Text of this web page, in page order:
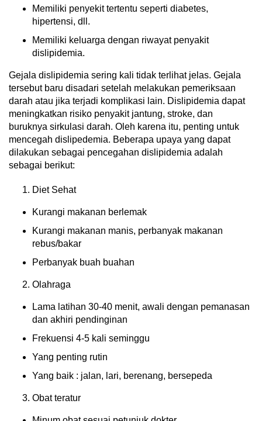
Memiliki penyekit tertentu seperti diabetes,
hipertensi, dll.
Memiliki keluarga dengan riwayat penyakit
dislipidemia.
Gejala dislipidemia sering kali tidak terlihat jelas. Gejala
tersebut baru disadari setelah melakukan pemeriksaan
darah atau jika terjadi komplikasi lain. Dislipidemia dapat
meningkatkan risiko penyakit jantung, stroke, dan
buruknya sirkulasi darah. Oleh karena itu, penting untuk
mencegah dislipedemia. Beberapa upaya yang dapat
dilakukan sebagai pencegahan dislipidemia adalah
sebagai berikut:
Diet Sehat
Kurangi makanan berlemak
Kurangi makanan manis, perbanyak makanan
rebus/bakar
Perbanyak buah buahan
Olahraga
Lama latihan 30-40 menit, awali dengan pemanasan
dan akhiri pendinginan
Frekuensi 4-5 kali seminggu
Yang penting rutin
Yang baik : jalan, lari, berenang, bersepeda
Obat teratur